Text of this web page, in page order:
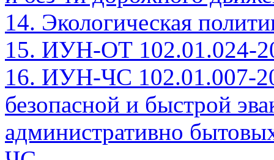
14. Экологическая
15. ИУН-ОТ 102.01.024-
16. ИУН-ЧС 102.01.007-
безопасной и быстрой
административно